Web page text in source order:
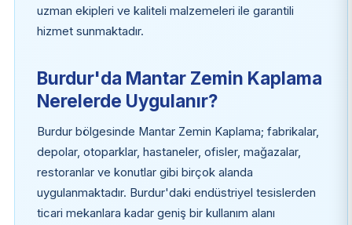
uzman ekipleri ve kaliteli malzemeleri ile garantili
hizmet sunmaktadır.
Burdur'da Mantar Zemin Kaplama
Nerelerde Uygulanır?
Burdur bölgesinde Mantar Zemin Kaplama; fabrikalar,
depolar, otoparklar, hastaneler, ofisler, mağazalar,
restoranlar ve konutlar gibi birçok alanda
uygulanmaktadır. Burdur'daki endüstriyel tesislerden
ticari mekanlara kadar geniş bir kullanım alanı